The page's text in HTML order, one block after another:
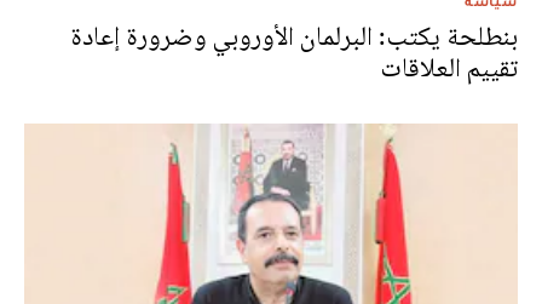
بنطلحة يكتب: البرلمان الأوروبي وضرورة إعادة
تقييم العلاقات